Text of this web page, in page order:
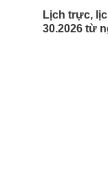
Lịch trực,
30.2026 từ